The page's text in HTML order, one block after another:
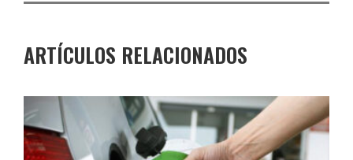
ARTÍCULOS RELACIONADOS